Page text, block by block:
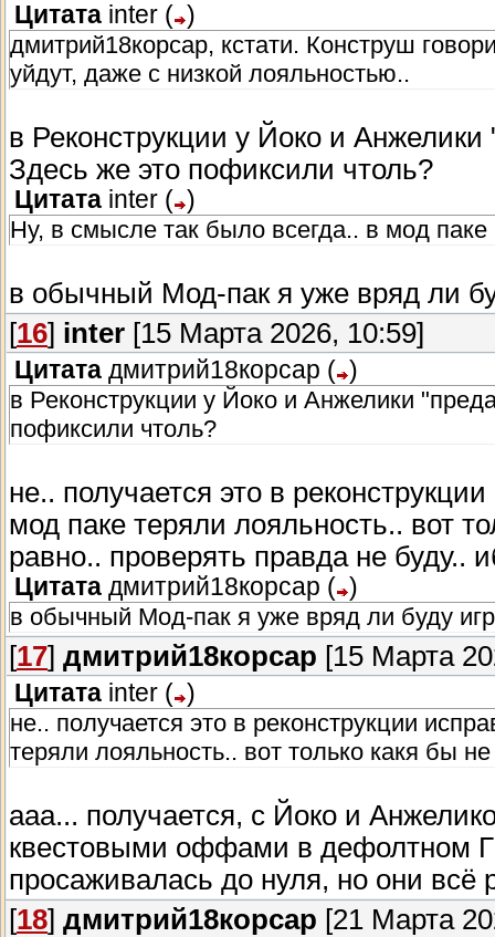
Цитата inter ( )
дмитрий18корсар, кстати. Конструш
уйдут, даже с низкой лояльностью..
в Реконструкции у Йоко и
Здесь же это пофиксили чтоль?
Цитата inter ( )
Ну, в смысле так было всегда.. в мод паке
в обычный Мод-пак я уже вряд ли
[16] inter [15 Марта 2026, 10:59]
Цитата дмитрий18корсар ( )
в Реконструкции у Йоко и Анжелики
пофиксили чтоль?
не.. получается это в
мод паке теряли лояльность.. вот
равно.. проверять правда не буду..
Цитата дмитрий18корсар ( )
в обычный Мод-пак я уже вряд ли буду
[17] дмитрий18корсар [15 Марта
Цитата inter ( )
не.. получается это в реконструкции
теряли лояльность.. вот только какя бы
ааа... получается, с Йоко и
квестовыми оффами в дефолтном
просаживалась до нуля, но они всё
[18] дмитрий18корсар [21 Марта